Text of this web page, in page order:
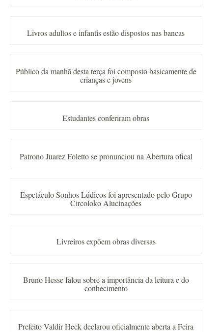
Livros adultos e infantis estão dispostos nas bancas
Público da manhã desta terça foi composto basicamente de
crianças e jovens
Estudantes conferiram obras
Patrono Juarez Foletto se pronunciou na Abertura ofical
Espetáculo Sonhos Lúdicos foi apresentado pelo Grupo
Circoloko Alucinações
Livreiros expõem obras diversas
Bruno Hesse falou sobre a importância da leitura e do
conhecimento
Prefeito Valdir Heck declarou oficialmente aberta a Feira